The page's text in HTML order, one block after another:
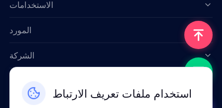
استخدام ملفات تعريف الارتباط
الاستخدامات
المورد
الشركة
Email: support@smartproxy.org